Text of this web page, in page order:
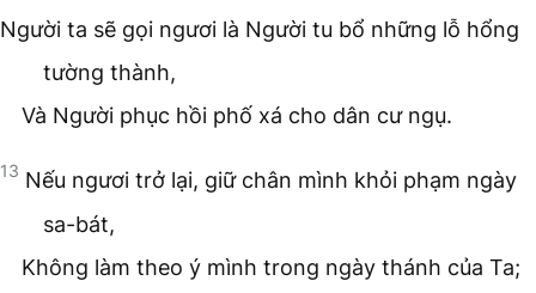
Người ta sẽ gọi ngươi là Người tu bổ những lỗ hổng
tường thành,
Và Người phục hồi phố xá cho dân cư ngụ.
13 Nếu ngươi trở lại, giữ chân mình khỏi phạm ngày
sa-bát,
Không làm theo ý mình trong ngày thánh của Ta;